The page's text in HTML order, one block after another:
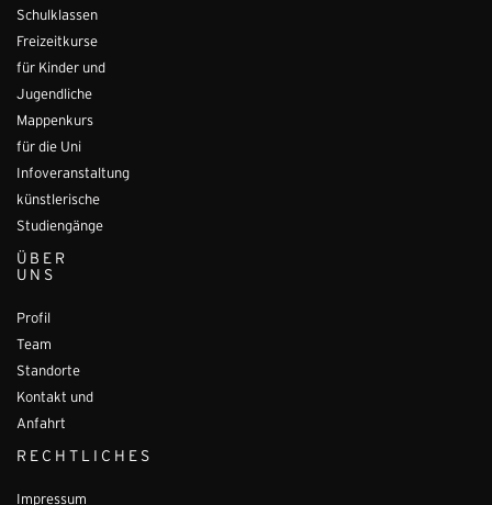
Schulklassen
Freizeitkurse
für Kinder und
Jugendliche
Mappenkurs
für die Uni
Infoveranstaltung
künstlerische
Studiengänge
ÜBER
UNS
Profil
Team
Standorte
Kontakt und
Anfahrt
RECHTLICHES
Impressum